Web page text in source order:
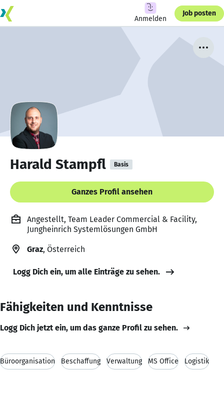
Anmelden
Job posten
Harald Stampfl Basis
Ganzes Profil ansehen
Angestellt, Team Leader Commercial & Facility,
Jungheinrich Systemlösungen GmbH
Graz, Österreich
Logg Dich ein, um alle Einträge zu sehen.
Fähigkeiten und Kenntnisse
Logg Dich jetzt ein, um das ganze Profil zu sehen.
Büroorganisation Beschaffung Verwaltung MS Office Logistik